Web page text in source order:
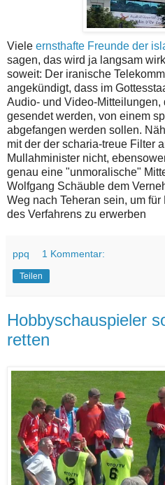
Viele ernsthafte Freunde der
sagen, das wird ja langsam
soweit: Der iranische
angekündigt, dass im
Audio- und Video-Mitteilungen,
gesendet werden, von einem
abgefangen werden sollen.
mit der der scharia-treue Filter
Mullahminister nicht,
genau eine "unmoralische"
Wolfgang Schäuble dem
Weg nach Teheran sein, um
des Verfahrens zu erwerben
ppq 1 Kommentar:
Teilen
Hobbyschauspieler
retten